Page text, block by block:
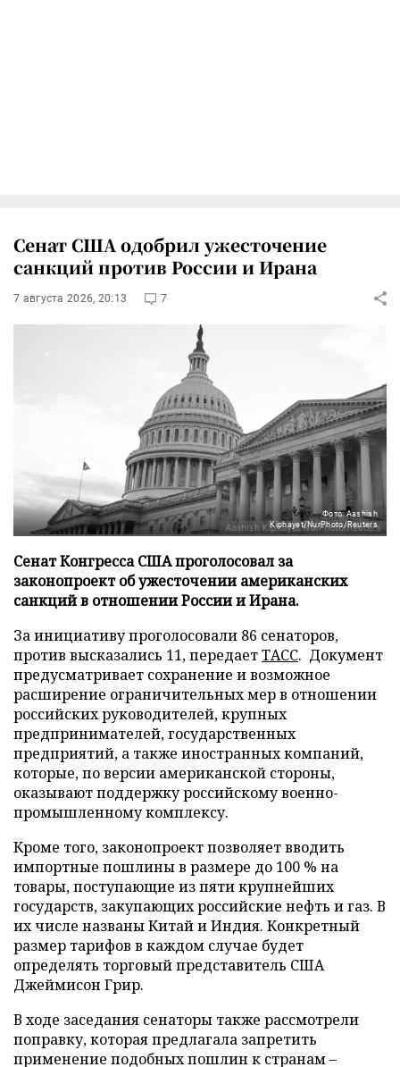
Сенат США одобрил ужесточение
санкций против России и Ирана
7 августа 2026, 20:13 7
Фото: Aashish
Kiphayet/NurPhoto/Reuters
Сенат Конгресса США проголосовал за
законопроект об ужесточении американских
санкций в отношении России и Ирана.
За инициативу проголосовали 86 сенаторов,
против высказались 11, передаетТАСС. Документ
предусматривает сохранение и возможное
расширение ограничительных мер в отношении
российских руководителей, крупных
предпринимателей, государственных
предприятий, а также иностранных компаний,
которые, по версии американской стороны,
оказывают поддержку российскому военно-
промышленному комплексу.
Кроме того, законопроект позволяет вводить
импортные пошлины в размере до 100 % на
товары, поступающие из пяти крупнейших
государств, закупающих российские нефть и газ. В
их числе названы Китай и Индия. Конкретный
размер тарифов в каждом случае будет
определять торговый представитель США
Джеймисон Грир.
В ходе заседания сенаторы также рассмотрели
поправку, которая предлагала запретить
применение подобных пошлин к странам –